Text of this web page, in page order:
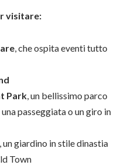
visitare:
, che ospita eventi tutto
Park, un bellissimo parco
passeggiata o un giro in
, un giardino in stile dinastia
Town